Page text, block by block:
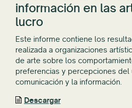
información en las
lucro
Este informe contiene los
realizada a organizaciones
de arte sobre los
preferencias y percepciones
comunicación y la información.
Descargar